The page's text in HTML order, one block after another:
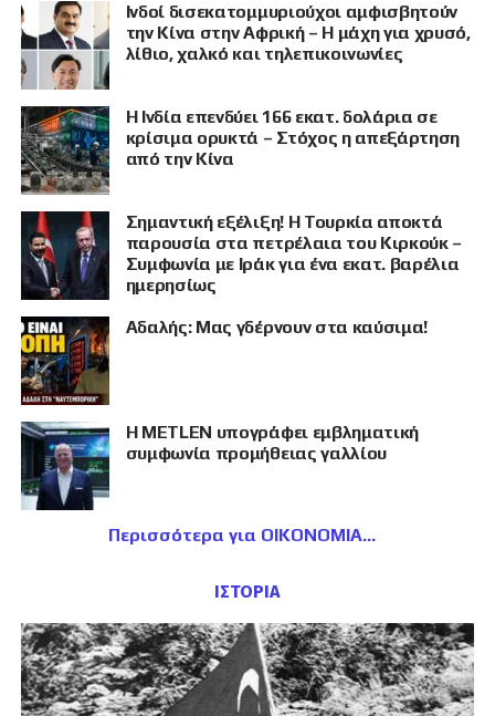
Ινδοί δισεκατομμυριούχοι αμφισβητούν
την Κίνα στην Αφρική – Η μάχη για χρυσό,
λίθιο, χαλκό και τηλεπικοινωνίες
Η Ινδία επενδύει 166 εκατ. δολάρια σε
κρίσιμα ορυκτά – Στόχος η απεξάρτηση
από την Κίνα
Σημαντική εξέλιξη! Η Τουρκία αποκτά
παρουσία στα πετρέλαια του Κιρκούκ –
Συμφωνία με Ιράκ για ένα εκατ. βαρέλια
ημερησίως
Αδαλής: Μας γδέρνουν στα καύσιμα!
Η METLEN υπογράφει εμβληματική
συμφωνία προμήθειας γαλλίου
Περισσότερα για ΟΙΚΟΝΟΜΙΑ
ΙΣΤΟΡΙΑ